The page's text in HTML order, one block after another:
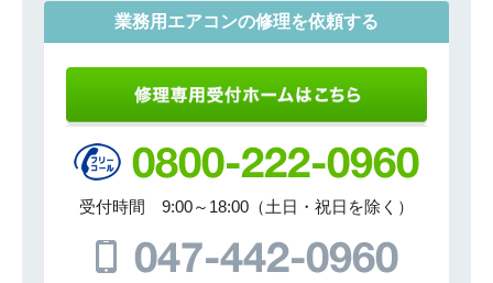
業務用エアコンの修理を依頼する
受付時間 9:00～18:00（土日・祝日を除く）